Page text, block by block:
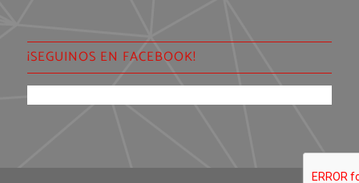
¡SEGUINOS EN FACEBOOK!